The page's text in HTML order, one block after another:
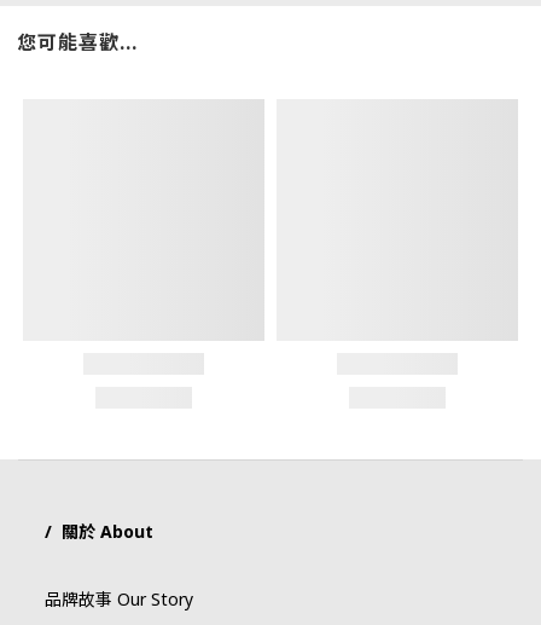
您可能喜歡...
/ 關於 About
品牌故事 Our Story